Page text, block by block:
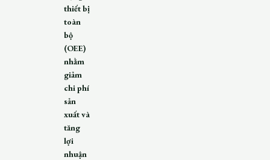
thiết bị
toàn
bộ
(OEE)
nhằm
giảm
chi phí
sản
xuất và
tăng
lợi
nhuận